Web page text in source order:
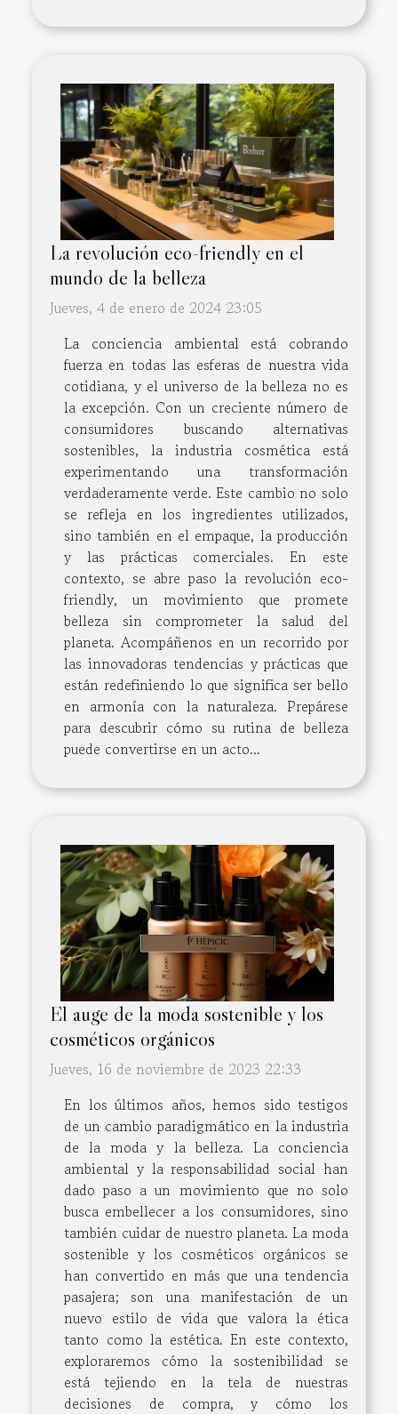
La revolución eco-friendly en el
mundo de la belleza
Jueves, 4 de enero de 2024 23:05
La conciencia ambiental está cobrando
fuerza en todas las esferas de nuestra vida
cotidiana, y el universo de la belleza no es
la excepción. Con un creciente número de
consumidores buscando alternativas
sostenibles, la industria cosmética está
experimentando una transformación
verdaderamente verde. Este cambio no solo
se refleja en los ingredientes utilizados,
sino también en el empaque, la producción
y las prácticas comerciales. En este
contexto, se abre paso la revolución eco-
friendly, un movimiento que promete
belleza sin comprometer la salud del
planeta. Acompáñenos en un recorrido por
las innovadoras tendencias y prácticas que
están redefiniendo lo que significa ser bello
en armonía con la naturaleza. Prepárese
para descubrir cómo su rutina de belleza
puede convertirse en un acto...
El auge de la moda sostenible y los
cosméticos orgánicos
Jueves, 16 de noviembre de 2023 22:33
En los últimos años, hemos sido testigos
de un cambio paradigmático en la industria
de la moda y la belleza. La conciencia
ambiental y la responsabilidad social han
dado paso a un movimiento que no solo
busca embellecer a los consumidores, sino
también cuidar de nuestro planeta. La moda
sostenible y los cosméticos orgánicos se
han convertido en más que una tendencia
pasajera; son una manifestación de un
nuevo estilo de vida que valora la ética
tanto como la estética. En este contexto,
exploraremos cómo la sostenibilidad se
está tejiendo en la tela de nuestras
decisiones de compra, y cómo los